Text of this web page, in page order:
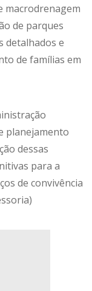
macrodrenagem
de parques
detalhados e
de famílias em
planejamento
dessas
para a
de convivência